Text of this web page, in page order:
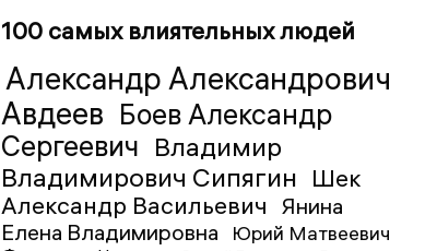
100 самых влиятельных людей
Александр Александрович
Авдеев Боев Александр
Сергеевич Владимир
Владимирович Сипягин Шек
Александр Васильевич
Янина
Елена Владимировна
Юрий Матвеевич